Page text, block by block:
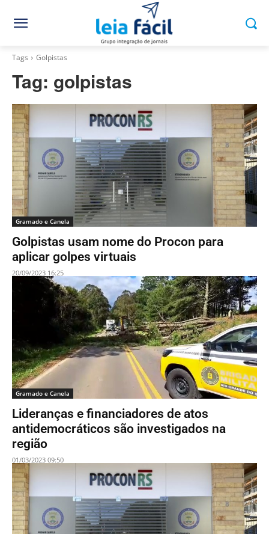
Tags Golpistas
Tag: golpistas
Gramado e Canela
Golpistas usam nome do Procon para
aplicar golpes virtuais
20/09/2023 16:25
Gramado e Canela
Lideranças e financiadores de atos
antidemocráticos são investigados na
região
01/03/2023 09:50